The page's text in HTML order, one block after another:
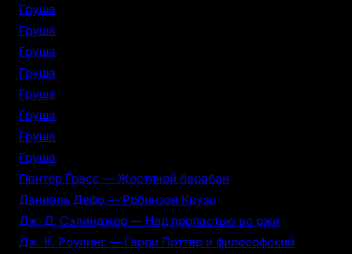
Груша
Груша
Груша
Груша
Груша
Груша
Груша
Груша
Гюнтер Грасс — Жестяной барабан
Даниэль Дефо — Робинзон Крузо
Дж. Д. Сэлинджер — Над пропастью во ржи
Дж. К. Роулинг — Гарри Поттер и философский